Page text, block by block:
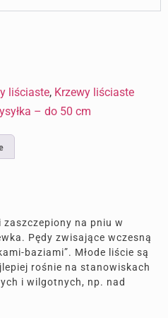
liściaste, Krzewy liściaste
– do 50 cm
zaszczepiony na pniu w
Pędy zwisające wczesną
baziami”. Młode liście są
rośnie na stanowiskach
i wilgotnych, np. nad